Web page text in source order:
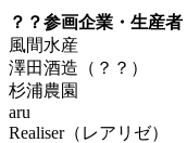
？？参画企業・生産者
風間水産
澤田酒造（？？）
杉浦農園
aru
Realiser（レアリゼ）